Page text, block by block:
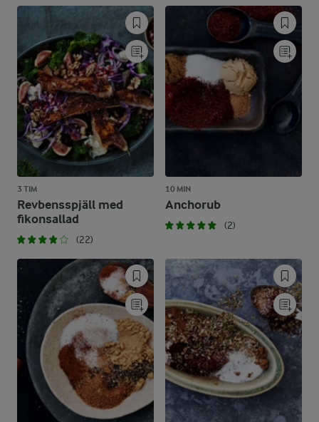
3 TIM
Revbensspjäll med
fikonsallad
(22)
10 MIN
Anchorub
(2)